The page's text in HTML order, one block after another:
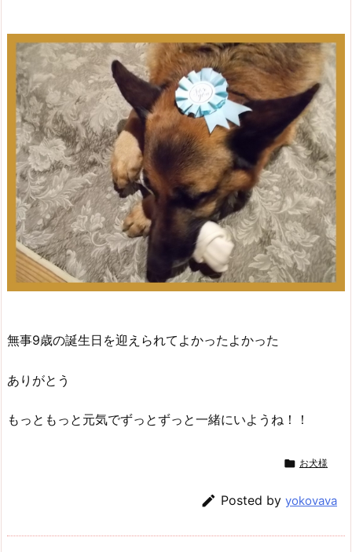
無事9歳の誕生日を迎えられてよかったよかった
ありがとう
もっともっと元気でずっとずっと一緒にいようね！！
 お犬様
 Posted by yokovava